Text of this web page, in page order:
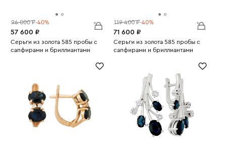
96 000 ₽-40%
57 600 ₽
Серьги из золота 585 пробы с
сапфирами и бриллиантами
119 400 ₽-40%
71 600 ₽
Серьги из золота 585 пробы с
сапфирами и бриллиантами